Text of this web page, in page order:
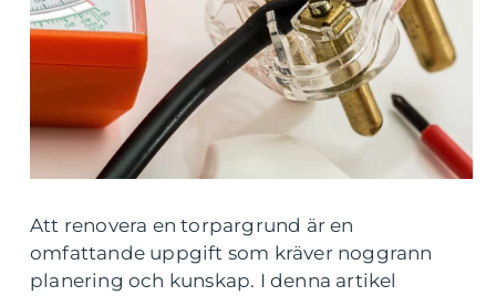
Att renovera en torpargrund är en
omfattande uppgift som kräver noggrann
planering och kunskap. I denna artikel